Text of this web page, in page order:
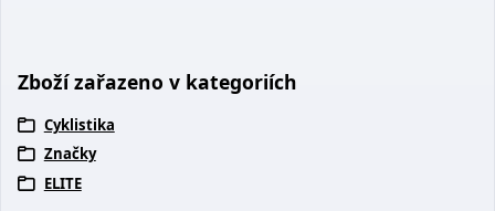
Zboží zařazeno v kategoriích
Cyklistika
Značky
ELITE